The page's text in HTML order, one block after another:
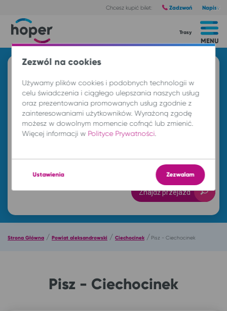
Chcesz kupić bilet: Zadzwoń Napisz
MENU
Trasy
DO
cz. 6 sie. -- : --
Znajdź przejazd
Strona Główna / Powiat aleksandrowski / Ciechocinek /Pisz - Ciechocinek
Pisz - Ciechocinek
Zezwól na cookies
Używamy plików cookies i podobnych technologii w
celu świadczenia i ciągłego ulepszania naszych usług
oraz prezentowania promowanych usług zgodnie z
zainteresowaniami użytkowników. Wyrażoną zgodę
możesz w dowolnym momencie cofnąć lub zmienić.
Więcej informacji w Polityce Prywatności.
Ustawienia Zezwalam